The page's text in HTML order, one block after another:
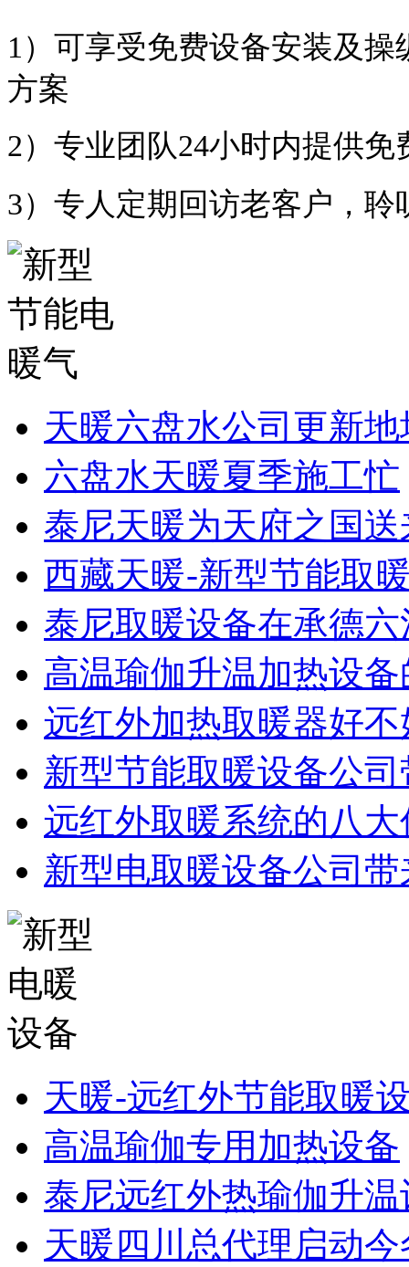
1）可享受免费设备安装及
方案
2）专业团队24小时内提供免
3）专人定期回访老客户，
天暖六盘水公司更新地
六盘水天暖夏季施工忙
泰尼天暖为天府之国
西藏天暖-新型节能取
泰尼取暖设备在承德
高温瑜伽升温加热设
远红外加热取暖器好
新型节能取暖设备公
远红外取暖系统的八
新型电取暖设备公司
天暖-远红外节能取暖
高温瑜伽专用加热设备
泰尼远红外热瑜伽升
天暖四川总代理启动